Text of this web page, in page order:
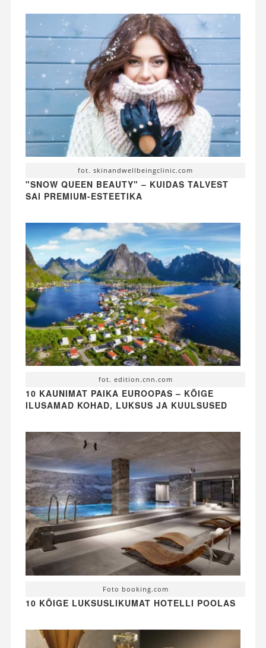
fot. skinandwellbeingclinic.com
"SNOW QUEEN BEAUTY" – KUIDAS TALVEST
SAI PREMIUM-ESTEETIKA
fot. edition.cnn.com
10 KAUNIMAT PAIKA EUROOPAS – KÕIGE
ILUSAMAD KOHAD, LUKSUS JA KUULSUSED
Foto booking.com
10 KÕIGE LUKSUSLIKUMAT HOTELLI POOLAS